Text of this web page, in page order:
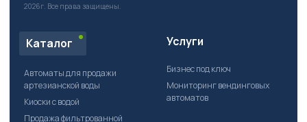
2026г. Все права защищены.
Каталог
Автоматы для продажи
артезианской воды
Киоски с водой
Продажа фильтрованной
Услуги
Бизнес под ключ
Мониторинг вендинговых
автоматов